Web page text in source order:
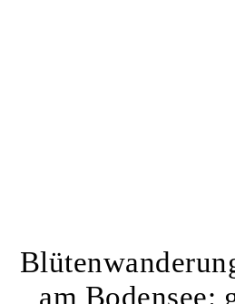
am Bodensee: